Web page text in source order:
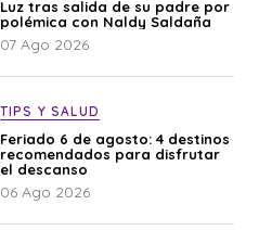
Luz tras salida de su padre por
polémica con Naldy Saldaña
07 Ago 2026
TIPS Y SALUD
Feriado 6 de agosto: 4 destinos
recomendados para disfrutar
el descanso
06 Ago 2026